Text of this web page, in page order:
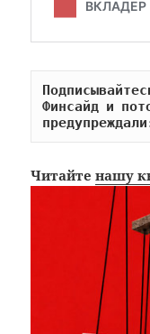
Финсайд и
Читайтенашу